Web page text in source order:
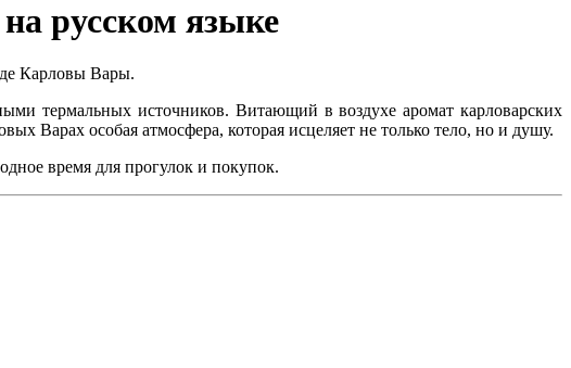
русском языке
Карловы Вары.
термальных источников. Витающий в воздухе аромат карловарских
Варах особая атмосфера, которая исцеляет не только тело, но и душу.
время для прогулок и покупок.